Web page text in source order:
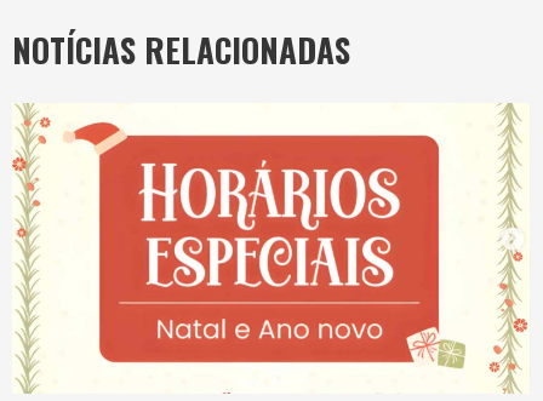
NOTÍCIAS RELACIONADAS